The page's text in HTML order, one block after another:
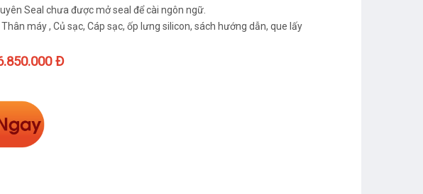
Seal chưa được mở seal để cài ngôn ngữ.
máy , Củ sạc, Cáp sạc, ốp lưng silicon, sách hướng dẫn, que lấy
Đ